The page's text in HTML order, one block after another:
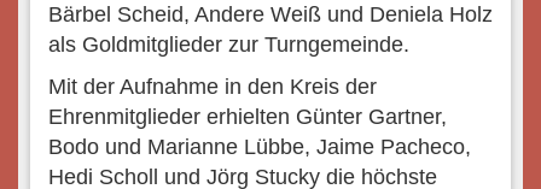
Bärbel Scheid, Andere Weiß und Deniela Holz
als Goldmitglieder zur Turngemeinde.
Mit der Aufnahme in den Kreis der
Ehrenmitglieder erhielten Günter Gartner,
Bodo und Marianne Lübbe, Jaime Pacheco,
Hedi Scholl und Jörg Stucky die höchste